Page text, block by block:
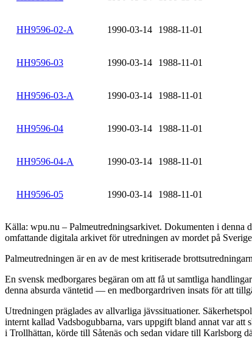
HH9596-02-A 1990-03-14 1988-11-01
HH9596-03 1990-03-14 1988-11-01
HH9596-03-A 1990-03-14 1988-11-01
HH9596-04 1990-03-14 1988-11-01
HH9596-04-A 1990-03-14 1988-11-01
HH9596-05 1990-03-14 1988-11-01
Källa: wpu.nu – Palmeutredningsarkivet. Dokumenten i denna
omfattande digitala arkivet för utredningen av mordet på
Palmeutredningen är en av de mest kritiserade
En svensk medborgares begäran om att få ut samtliga
denna absurda väntetid — en medborgardriven insats för att
Utredningen präglades av allvarliga jävssituationer.
internt kallad Vadsbogubbarna, vars uppgift bland annat var
i Trollhättan, körde till Såtenäs och sedan vidare till Karlsborg